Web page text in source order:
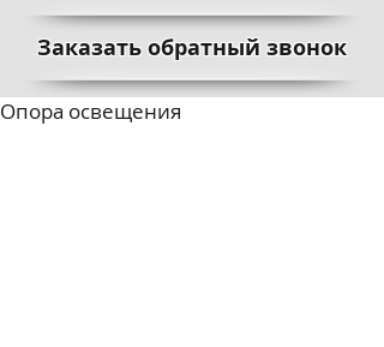
Заказать обратный звонок
Опора освещения